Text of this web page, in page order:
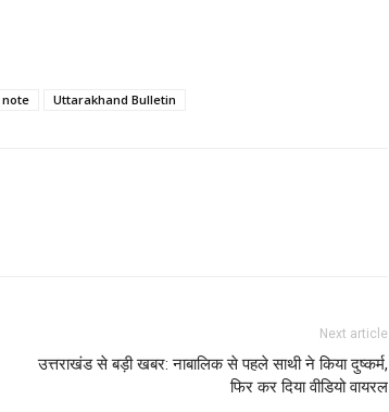
note Uttarakhand Bulletin
Next article
उत्तराखंड से बड़ी खबर: नाबालिक से पहले साथी ने किया दुष्कर्म,
फिर कर दिया वीडियो वायरल